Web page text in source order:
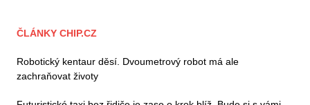
ČLÁNKY CHIP.CZ
Robotický kentaur děsí. Dvoumetrový robot má ale
zachraňovat životy